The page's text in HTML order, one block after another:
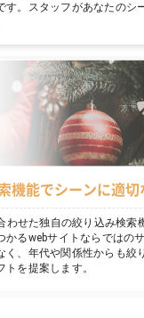
す。スタッフがあなたのシ
機能でシーンに適
わせた独自の絞り込み検索
かるwebサイトならではの
く、年代や関係性からも絞
を提案します。